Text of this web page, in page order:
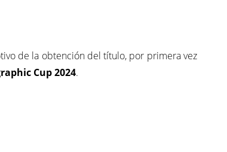
de la obtención del título, por primera vez
Cup2024.